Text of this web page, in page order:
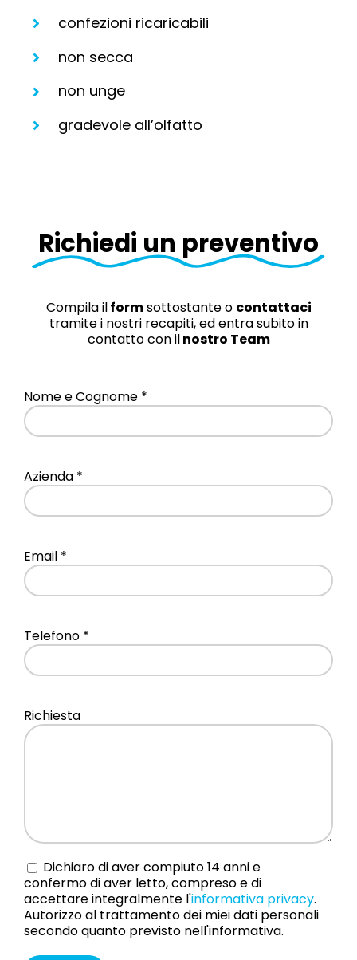
confezioni ricaricabili
non secca
non unge
gradevole all’olfatto
Richiedi un preventivo
Compila ilformsottostante o contattaci
tramite i nostri recapiti, ed entra subito in
contatto con ilnostro Team
Nome e Cognome *
Azienda *
Email *
Telefono *
Richiesta
Dichiaro di aver compiuto 14 anni e
confermo di aver letto, compreso e di
accettare integralmente l'informativa privacy.
Autorizzo al trattamento dei miei dati personali
secondo quanto previsto nell'informativa.